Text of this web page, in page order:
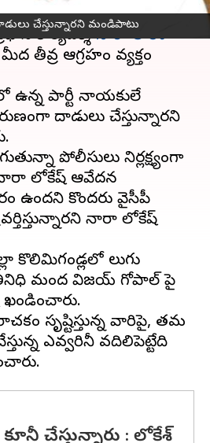
చేస్తున్నారని మండిపాటు
కార్యదర్శినారా లోకేశ్
తీవ్ర ఆగ్రహం వ్యక్తం
ఉన్న పార్టీ నాయకులే
దాడులు చేస్తున్నారని
పోలీసులు నిర్లక్ష్యంగా
నారా లోకేష్ ఆవేదన
ఉందని కొందరు వైసీపీ
నారా లోకేష్
తెలుగు
మంద విజయ్ గోపాల్ పై
సృష్టిస్తున్న వారిపై, తమ
ఎవ్వరినీ వదిలిపెట్టేది
చేస్తున్నారు : లోకేశ్